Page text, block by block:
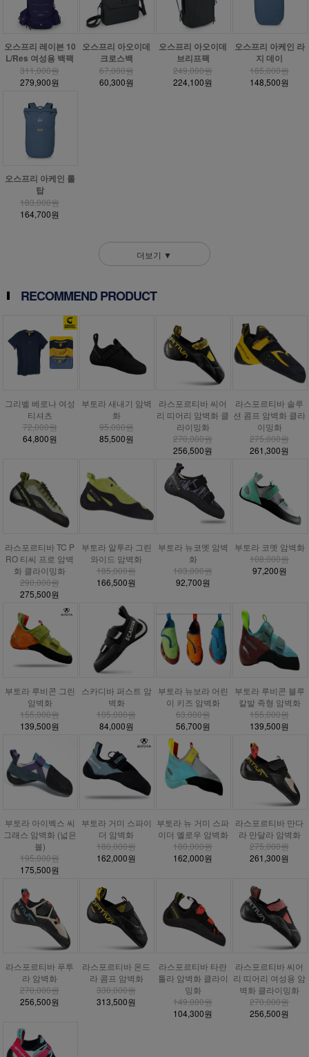
오스프리 레이븐 10
L/Res 여성용 백팩
311,000원
279,900원
오스프리 아오이데
크로스백
67,000원
60,300원
오스프리 아오이데
브리프팩
249,000원
224,100원
오스프리 아케인 라
지 데이
165,000원
148,500원
오스프리 아케인 롤
탑
183,000원
164,700원
더보기 ▼
RECOMMEND PRODUCT
그리벨 베로나 여성
티셔츠
72,000원
64,800원
부토라 새내기 암벽
화
95,000원
85,500원
라스포르티바 씨어
리 띠어리 암벽화 클
라이밍화
270,000원
256,500원
라스포르티바 솔루
션 콤프 암벽화 클라
이밍화
275,000원
261,300원
라스포르티바 TC P
RO 티씨 프로 암벽
화 클라이밍화
290,000원
275,500원
부토라 알투라 그린
와이드 암벽화
185,000원
166,500원
부토라 뉴코멧 암벽
화
103,000원
92,700원
부토라 코멧 암벽화
108,000원
97,200원
부토라 루비콘 그린
암벽화
155,000원
139,500원
스카디바 퍼스트 암
벽화
105,000원
84,000원
부토라 뉴보라 어린
이 키즈 암벽화
63,000원
56,700원
부토라 루비콘 블루
칼발 족형 암벽화
155,000원
139,500원
부토라 아이벡스 씨
그래스 암벽화 (넓은
볼)
195,000원
175,500원
부토라 거미 스파이
더 암벽화
180,000원
162,000원
부토라 뉴 거미 스파
이더 옐로우 암벽화
180,000원
162,000원
라스포르티바 만다
라 만달라 암벽화
275,000원
261,300원
라스포르티바 푸투
라 암벽화
270,000원
256,500원
라스포르티바 온드
라 콤프 암벽화
330,000원
313,500원
라스포르티바 타란
툴라 암벽화 클라이
밍화
149,000원
104,300원
라스포르티바 씨어
리 띠어리 여성용 암
벽화 클라이밍화
270,000원
256,500원